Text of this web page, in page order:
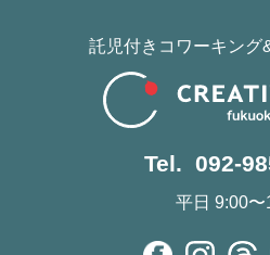
託児付きコワーキング
Tel. 092-
平日 9:00〜